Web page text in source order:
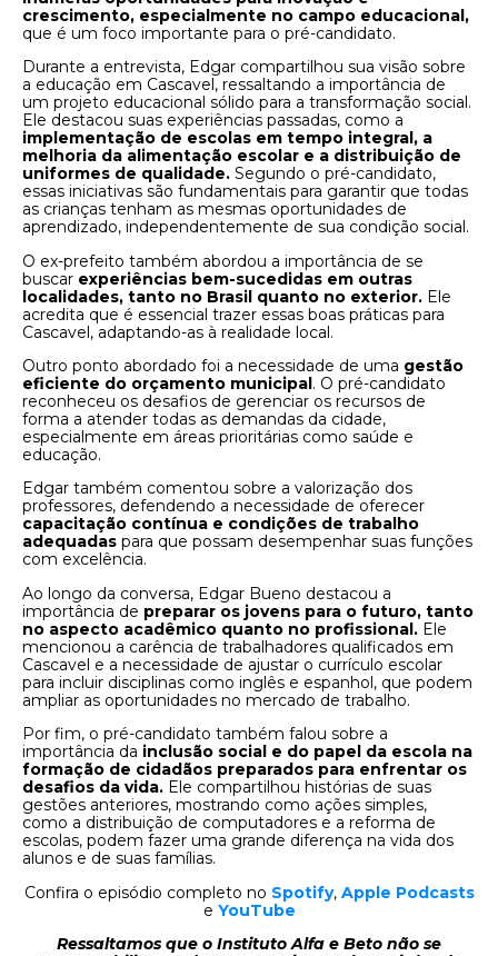
crescimento, especialmente no campo educacional,
que é um foco importante para o pré-candidato.
Durante a entrevista, Edgar compartilhou sua visão sobre
a educação em Cascavel, ressaltando a importância de
um projeto educacional sólido para a transformação social.
Ele destacou suas experiências passadas, como a
implementação de escolas em tempo integral, a
melhoria da alimentação escolar e a distribuição de
uniformes de qualidade. Segundo o pré-candidato,
essas iniciativas são fundamentais para garantir que todas
as crianças tenham as mesmas oportunidades de
aprendizado, independentemente de sua condição social.
O ex-prefeito também abordou a importância de se
buscar experiências bem-sucedidas em outras
localidades, tanto no Brasil quanto no exterior. Ele
acredita que é essencial trazer essas boas práticas para
Cascavel, adaptando-as à realidade local.
Outro ponto abordado foi a necessidade de uma gestão
eficiente do orçamento municipal. O pré-candidato
reconheceu os desafios de gerenciar os recursos de
forma a atender todas as demandas da cidade,
especialmente em áreas prioritárias como saúde e
educação.
Edgar também comentou sobre a valorização dos
professores, defendendo a necessidade de oferecer
capacitação contínua e condições de trabalho
adequadas para que possam desempenhar suas funções
com excelência.
Ao longo da conversa, Edgar Bueno destacou a
importância de preparar os jovens para o futuro, tanto
no aspecto acadêmico quanto no profissional. Ele
mencionou a carência de trabalhadores qualificados em
Cascavel e a necessidade de ajustar o currículo escolar
para incluir disciplinas como inglês e espanhol, que podem
ampliar as oportunidades no mercado de trabalho.
Por fim, o pré-candidato também falou sobre a
importância da inclusão social e do papel da escola na
formação de cidadãos preparados para enfrentar os
desafios da vida. Ele compartilhou histórias de suas
gestões anteriores, mostrando como ações simples,
como a distribuição de computadores e a reforma de
escolas, podem fazer uma grande diferença na vida dos
alunos e de suas famílias.
Confira o episódio completo no Spotify, Apple Podcasts
e YouTube
Ressaltamos que o Instituto Alfa e Beto não se